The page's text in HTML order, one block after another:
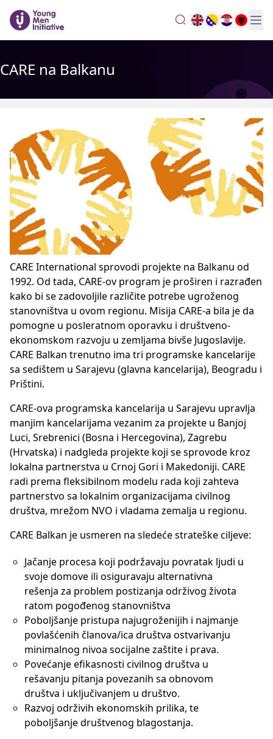
search
CARE na Balkanu
CARE International sprovodi projekte na Balkanu od
1992. Od tada, CARE-ov program je proširen i razrađen
kako bi se zadovoljile različite potrebe ugroženog
stanovništva u ovom regionu. Misija CARE-a bila je da
pomogne u posleratnom oporavku i društveno-
ekonomskom razvoju u zemljama bivše Jugoslavije.
CARE Balkan trenutno ima tri programske kancelarije
sa sedištem u Sarajevu (glavna kancelarija), Beogradu i
Prištini.
CARE-ova programska kancelarija u Sarajevu upravlja
manjim kancelarijama vezanim za projekte u Banjoj
Luci, Srebrenici (Bosna i Hercegovina), Zagrebu
(Hrvatska) i nadgleda projekte koji se sprovode kroz
lokalna partnerstva u Crnoj Gori i Makedoniji. CARE
radi prema fleksibilnom modelu rada koji zahteva
partnerstvo sa lokalnim organizacijama civilnog
društva, mrežom NVO i vladama zemalja u regionu.
CARE Balkan je usmeren na sledeće strateške ciljeve:
Jačanje procesa koji podržavaju povratak ljudi u
svoje domove ili osiguravaju alternativna
rešenja za problem postizanja održivog života
ratom pogođenog stanovništva
Poboljšanje pristupa najugroženijih i najmanje
povlašćenih članova/ica društva ostvarivanju
minimalnog nivoa socijalne zaštite i prava.
Povećanje efikasnosti civilnog društva u
rešavanju pitanja povezanih sa obnovom
društva i uključivanjem u društvo.
Razvoj održivih ekonomskih prilika, te
poboljšanje društvenog blagostanja.